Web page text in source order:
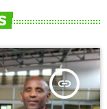
insert_link